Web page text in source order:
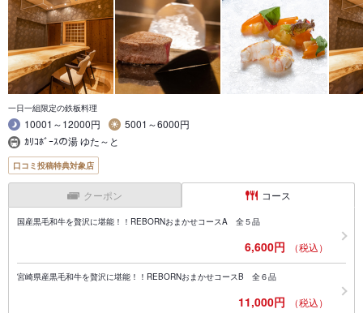
一日一組限定の鉄板料理
10001～12000円
5001～6000円
ｶﾘｺﾎﾞｰｽの湯 ゆた～と
口コミ投稿特典対象店
クーポン コース
国産黒毛和牛を贅沢に堪能！！REBORNおまかせコースA 全５品
6,600円 （税込）
宮崎県産黒毛和牛を贅沢に堪能！！REBORNおまかせコースB 全６品
11,000円 （税込）